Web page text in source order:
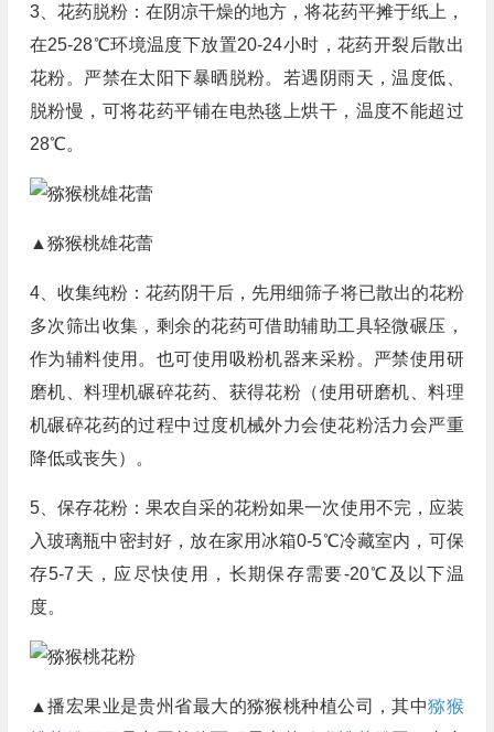
3、花药脱粉：在阴凉干燥的地方，将花药平摊于纸上，
在25-28℃环境温度下放置20-24小时，花药开裂后散出
花粉。严禁在太阳下暴晒脱粉。若遇阴雨天，温度低、
脱粉慢，可将花药平铺在电热毯上烘干，温度不能超过
28℃。
▲猕猴桃雄花蕾
4、收集纯粉：花药阴干后，先用细筛子将已散出的花粉
多次筛出收集，剩余的花药可借助辅助工具轻微碾压，
作为辅料使用。也可使用吸粉机器来采粉。严禁使用研
磨机、料理机碾碎花药、获得花粉（使用研磨机、料理
机碾碎花药的过程中过度机械外力会使花粉活力会严重
降低或丧失）。
5、保存花粉：果农自采的花粉如果一次使用不完，应装
入玻璃瓶中密封好，放在家用冰箱0-5℃冷藏室内，可保
存5-7天，应尽快使用，长期保存需要-20℃及以下温
度。
▲播宏果业是贵州省最大的猕猴桃种植公司，其中猕猴